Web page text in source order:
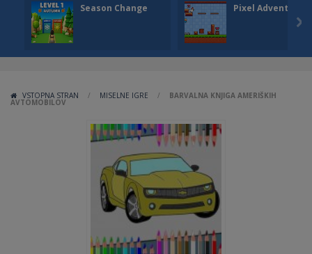
Season Change Pixel Adventure

VSTOPNA STRAN / MISELNE IGRE / BARVALNA KNJIGA AMERIŠKIH
AVTOMOBILOV